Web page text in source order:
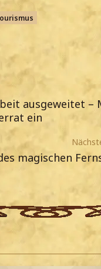
ausgeweitet
ein
magischen